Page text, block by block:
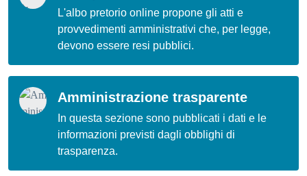
L'albo pretorio online propone gli atti e
provvedimenti amministrativi che, per legge,
devono essere resi pubblici.
Amministrazione trasparente
In questa sezione sono pubblicati i dati e le
informazioni previsti dagli obblighi di
trasparenza.